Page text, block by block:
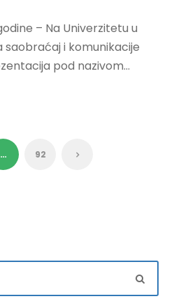
– Na Univerzitetu u
saobraćaj i komunikacije
pod nazivom...
… 92